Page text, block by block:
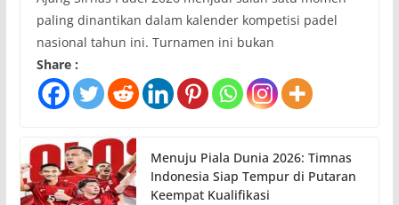
paling dinantikan dalam kalender kompetisi padel
nasional tahun ini. Turnamen ini bukan
Share :
Menuju Piala Dunia 2026: Timnas
Indonesia Siap Tempur di Putaran
Keempat Kualifikasi